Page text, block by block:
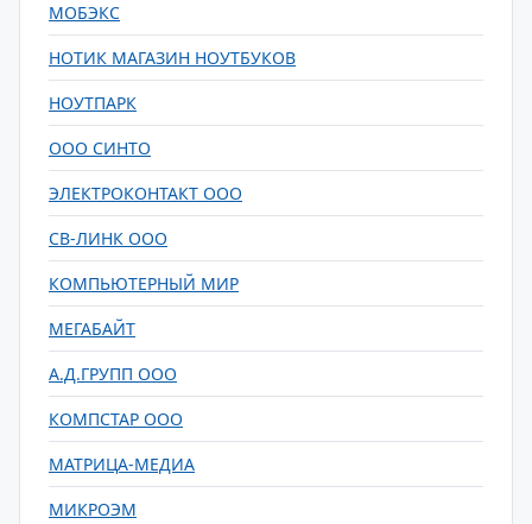
МОБЭКС
НОТИК МАГАЗИН НОУТБУКОВ
НОУТПАРК
ООО СИНТО
ЭЛЕКТРОКОНТАКТ ООО
СВ-ЛИНК ООО
КОМПЬЮТЕРНЫЙ МИР
МЕГАБАЙТ
А.Д.ГРУПП ООО
КОМПСТАР ООО
МАТРИЦА-МЕДИА
МИКРОЭМ